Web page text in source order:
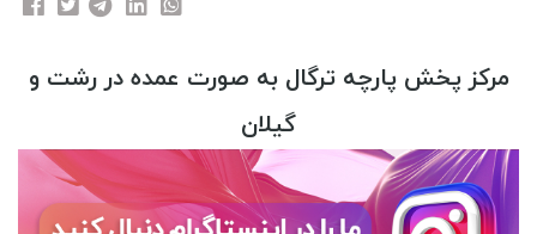
مرکز پخش پارچه ترگال به صورت عمده در رشت و
گیلان